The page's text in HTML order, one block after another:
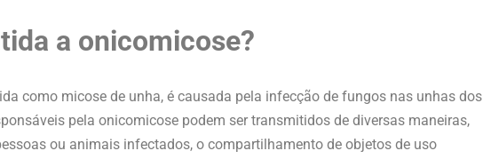
a onicomicose?
como micose de unha, é causada pela infecção de fungos nas unhas dos
pela onicomicose podem ser transmitidos de diversas maneiras,
ou animais infectados, o compartilhamento de objetos de uso